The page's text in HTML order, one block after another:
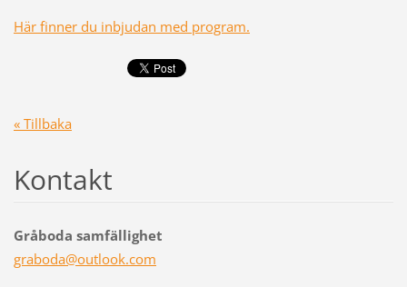
Här finner du inbjudan med program.
« Tillbaka
Kontakt
Gråboda samfällighet
graboda@outlook.com